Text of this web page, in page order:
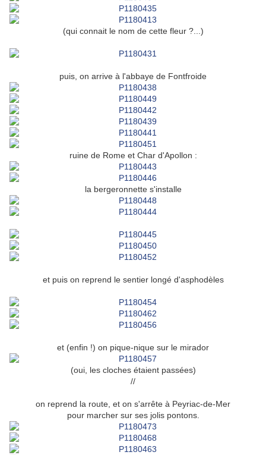
(qui connait le nom de cette fleur ?...)
puis, on arrive à l'abbaye de Fontfroide
ruine de Rome et Char d'Apollon :
la bergeronnette s'installe
et puis on reprend le sentier longé d'asphodèles
et (enfin !) on pique-nique sur le mirador
(oui, les cloches étaient passées)
//
on reprend la route, et on s'arrête à Peyriac-de-Mer
pour marcher sur ses jolis pontons.